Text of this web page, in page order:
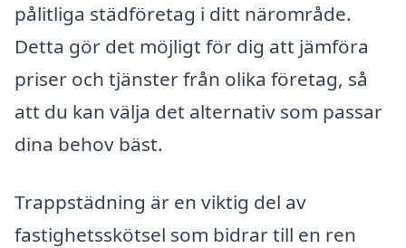
pålitliga städföretag i ditt närområde.
Detta gör det möjligt för dig att jämföra
priser och tjänster från olika företag, så
att du kan välja det alternativ som passar
dina behov bäst.
Trappstädning är en viktig del av
fastighetsskötsel som bidrar till en ren